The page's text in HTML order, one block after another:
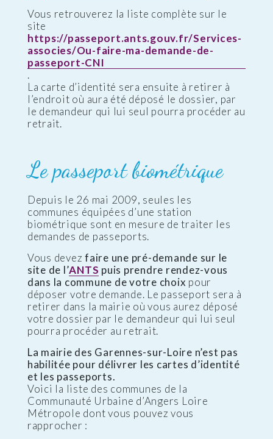
Vous retrouverez la liste complète sur le
site
https://passeport.ants.gouv.fr/Services-
associes/Ou-faire-ma-demande-de-
passeport-CNI
.
La carte d’identité sera ensuite à retirer à
l’endroit où aura été déposé le dossier, par
le demandeur qui lui seul pourra procéder au
retrait.
Le passeport biométrique
Depuis le 26 mai 2009, seules les
communes équipées d’une station
biométrique sont en mesure de traiter les
demandes de passeports.
Vous devezfaire une pré-demande sur le
site de l’ANTS puis prendre rendez-vous
dans la commune de votre choix pour
déposer votre demande. Le passeport sera à
retirer dans la mairie où vous aurez déposé
votre dossier par le demandeur qui lui seul
pourra procéder au retrait.
La mairie des Garennes-sur-Loire n’est pas
habilitée pour délivrer les cartes d’identité
et les passeports.
Voici la liste des communes de la
Communauté Urbaine d’Angers Loire
Métropole dont vous pouvez vous
rapprocher :